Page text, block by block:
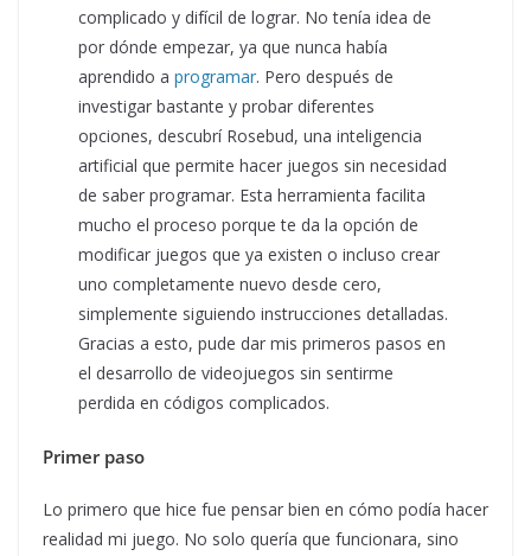
complicado y difícil de lograr. No tenía idea de
por dónde empezar, ya que nunca había
aprendido aprogramar. Pero después de
investigar bastante y probar diferentes
opciones, descubrí Rosebud, una inteligencia
artificial que permite hacer juegos sin necesidad
de saber programar. Esta herramienta facilita
mucho el proceso porque te da la opción de
modificar juegos que ya existen o incluso crear
uno completamente nuevo desde cero,
simplemente siguiendo instrucciones detalladas.
Gracias a esto, pude dar mis primeros pasos en
el desarrollo de videojuegos sin sentirme
perdida en códigos complicados.
Primer paso
Lo primero que hice fue pensar bien en cómo podía hacer
realidad mi juego. No solo quería que funcionara, sino